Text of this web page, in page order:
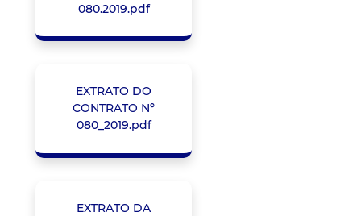
080.2019.pdf
EXTRATO DO
CONTRATO Nº
080_2019.pdf
EXTRATO DA